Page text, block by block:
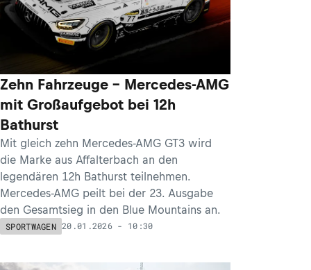
Zehn Fahrzeuge – Mercedes-AMG
mit Großaufgebot bei 12h
Bathurst
Mit gleich zehn Mercedes-AMG GT3 wird
die Marke aus Affalterbach an den
legendären 12h Bathurst teilnehmen.
Mercedes-AMG peilt bei der 23. Ausgabe
den Gesamtsieg in den Blue Mountains an.
SPORTWAGEN 20.01.2026 - 10:30